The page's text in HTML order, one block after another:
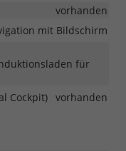
vorhanden
mit Bildschirm
für
Cockpit) vorhanden